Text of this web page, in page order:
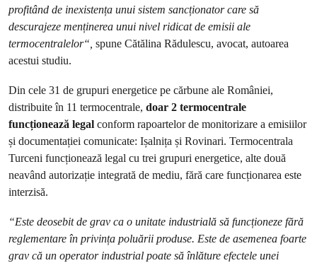
profitând de inexistența unui sistem sancționator care să
descurajeze menținerea unui nivel ridicat de emisii ale
termocentralelor“, spune Cătălina Rădulescu, avocat, autoarea
acestui studiu.
Din cele 31 de grupuri energetice pe cărbune ale României,
distribuite în 11 termocentrale, doar 2 termocentrale
funcționează legal conform rapoartelor de monitorizare a emisiilor
și documentației comunicate: Ișalnița și Rovinari. Termocentrala
Turceni funcționează legal cu trei grupuri energetice, alte două
neavând autorizație integrată de mediu, fără care funcționarea este
interzisă.
“Este deosebit de grav ca o unitate industrială să funcționeze fără
reglementare în privința poluării produse. Este de asemenea foarte
grav că un operator industrial poate să înlăture efectele unei